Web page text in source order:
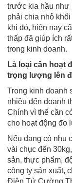
trước kia hầu như
phải chia nhỏ
khi đó, hiện nay
thấp đã giúp ích
trong kinh doanh.
Là loại cân hoạt
trọng lượng lên
Trong kinh doanh
nhiều đến doanh
Chính vì thế cần
cho hoạt động đo
Nếu đang có nhu
vài chục đến
sản, thực phẩm,
công ty sản xuất,
Điện Tử Cường